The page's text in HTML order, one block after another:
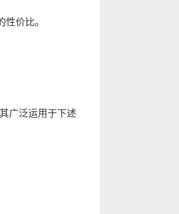
价比。
广泛运用于下述